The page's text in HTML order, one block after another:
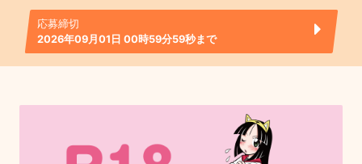
応募締切
2026年09月01日 00時59分59秒まで